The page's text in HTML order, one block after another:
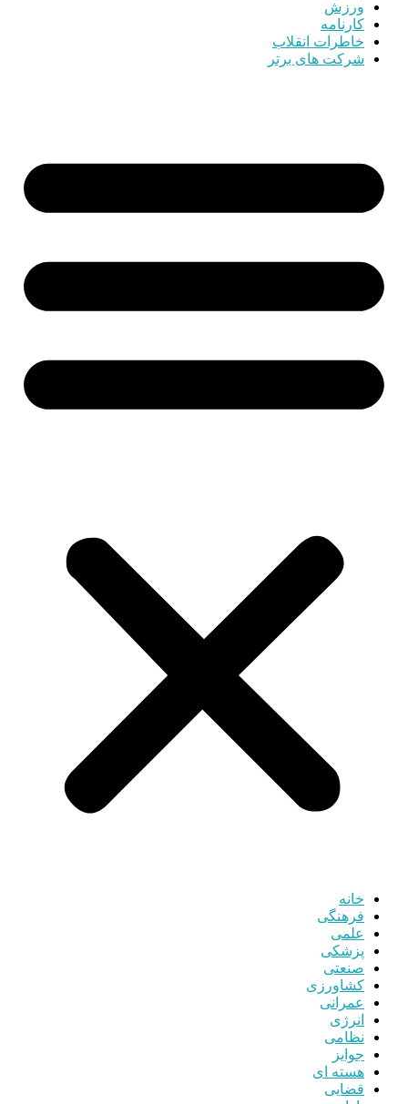
ورزش
کارنامه
خاطرات انقلاب
شرکت های برتر
خانه
فرهنگی
علمی
پزشکی
صنعتی
کشاورزی
عمرانی
انرژی
نظامی
جوایز
هسته ای
قضایی